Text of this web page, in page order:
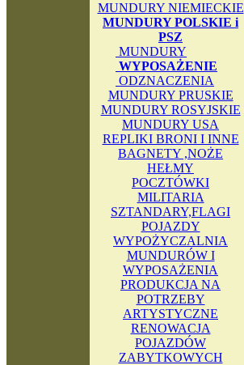
MUNDURY NIEMIECKIE
MUNDURY POLSKIE i
PSZ
MUNDURY
WYPOSAŻENIE
ODZNACZENIA
MUNDURY PRUSKIE
MUNDURY ROSYJSKIE
MUNDURY USA
REPLIKI BRONI I INNE
BAGNETY ,NOŻE
HEŁMY
POCZTÓWKI
MILITARIA
SZTANDARY,FLAGI
POJAZDY
WYPOŻYCZALNIA
MUNDURÓW I
WYPOSAŻENIA
PRODUKCJA NA
POTRZEBY
ARTYSTYCZNE
RENOWACJA
POJAZDÓW
ZABYTKOWYCH